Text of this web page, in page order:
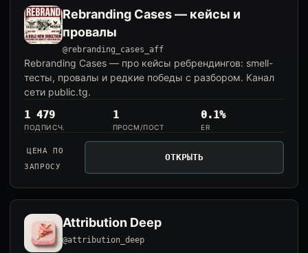
Rebranding Cases — кейсы и
провалы
@rebranding_cases_aff
Rebranding Cases — про кейсы ребрендингов: smell-
тесты, провалы и редкие победы с разбором. Канал
сети public.tg.
1 479
ПОДПИСЧ.
1
ПРОСМ/ПОСТ
0.1%
ER
ЦЕНА ПО
ЗАПРОСУ
ОТКРЫТЬ
Attribution Deep
@attribution_deep